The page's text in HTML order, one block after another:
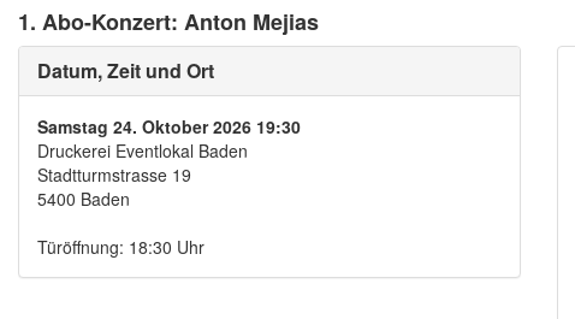
1. Abo-Konzert: Anton Mejias
Datum, Zeit und Ort
Samstag 24. Oktober 2026 19:30
Druckerei Eventlokal Baden
Stadtturmstrasse 19
5400 Baden
Türöffnung: 18:30 Uhr